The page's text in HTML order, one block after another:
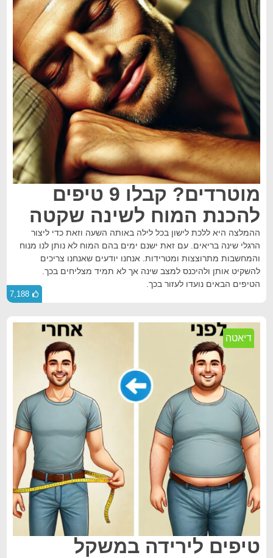
מוטרדים? קבלו 9 טיפים
להכנת המוח לשינה שקטה
ההמלצה היא ללכת לישון בכל לילה באותה השעה וזאת כדי ליצור
הרגלי שינה בריאים. עם זאת ישנם ימים בהם המוח לא נותן לנו מנוח
והמחשבות מתרוצצות ומטרידות. אנחנו יודעים שאנחנו צריכים
להשקיט אותן ולהיכנס למצב שינה אך לא תמיד מצליחים בכך.
הטיפים הבאים נועדו לעזור בכך.
7,188
דיאטה
טיפים לירידה במשקל